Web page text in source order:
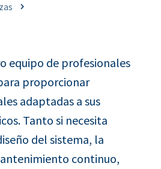
equipo de profesionales
proporcionar
adaptadas a sus
Tanto si necesita
del sistema, la
continuo,